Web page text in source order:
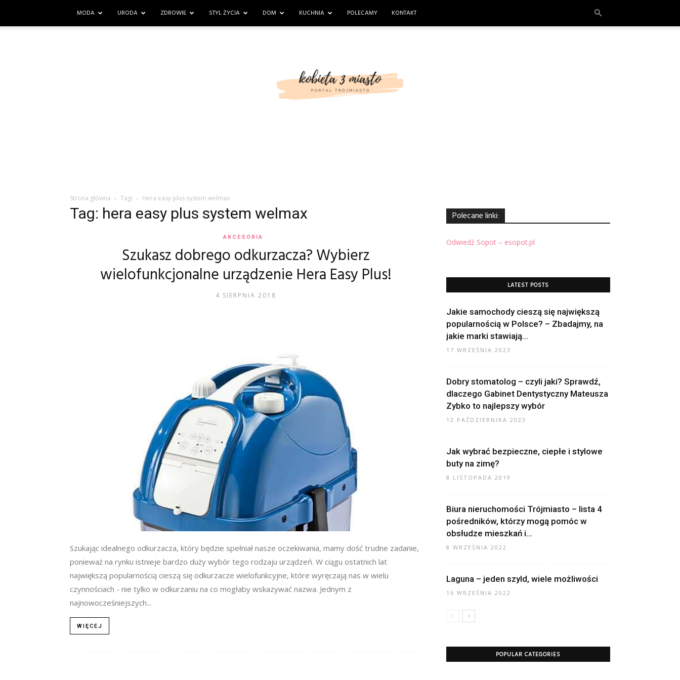
MODA URODA ZDROWIE STYL ŻYCIA DOM KUCHNIA POLECAMY KONTAKT
Strona główna Tagi Hera easy plus system welmax
Tag: hera easy plus system welmax
AKCESORIA
Szukasz dobrego odkurzacza? Wybierz
wielofunkcjonalne urządzenie Hera Easy Plus!
4 SIERPNIA 2018
Szukając idealnego odkurzacza, który będzie spełniał nasze oczekiwania, mamy dość trudne zadanie,
ponieważ na rynku istnieje bardzo duży wybór tego rodzaju urządzeń. W ciągu ostatnich lat
największą popularnością cieszą się odkurzacze wielofunkcyjne, które wyręczają nas w wielu
czynnościach - nie tylko w odkurzaniu na co mogłaby wskazywać nazwa. Jednym z
najnowocześniejszych...
WIĘCEJ
Polecane linki:
Odwiedź Sopot – esopot.pl
LATEST POSTS
Jakie samochody cieszą się największą
popularnością w Polsce? – Zbadajmy, na
jakie marki stawiają...
17 WRZEŚNIA 2023
Dobry stomatolog – czyli jaki? Sprawdź,
dlaczego Gabinet Dentystyczny Mateusza
Zybko to najlepszy wybór
12 PAŹDZIERNIKA 2023
Jak wybrać bezpieczne, ciepłe i stylowe
buty na zimę?
8 LISTOPADA 2019
Biura nieruchomości Trójmiasto – lista 4
pośredników, którzy mogą pomóc w
obsłudze mieszkań i...
8 WRZEŚNIA 2022
Laguna – jeden szyld, wiele możliwości
16 WRZEŚNIA 2022
POPULAR CATEGORIES